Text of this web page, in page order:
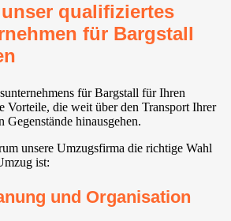
qualifiziertes
für Bargstall
für Bargstall für Ihren
Vorteile, die weit über den Transport Ihrer
hinausgehen.
unsere Umzugsfirma die richtige Wahl
ist:
und Organisation